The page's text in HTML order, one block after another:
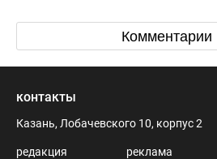
Комментарии
контакты
Казань, Лобачевского 10, корпус 2
редакция
реклама